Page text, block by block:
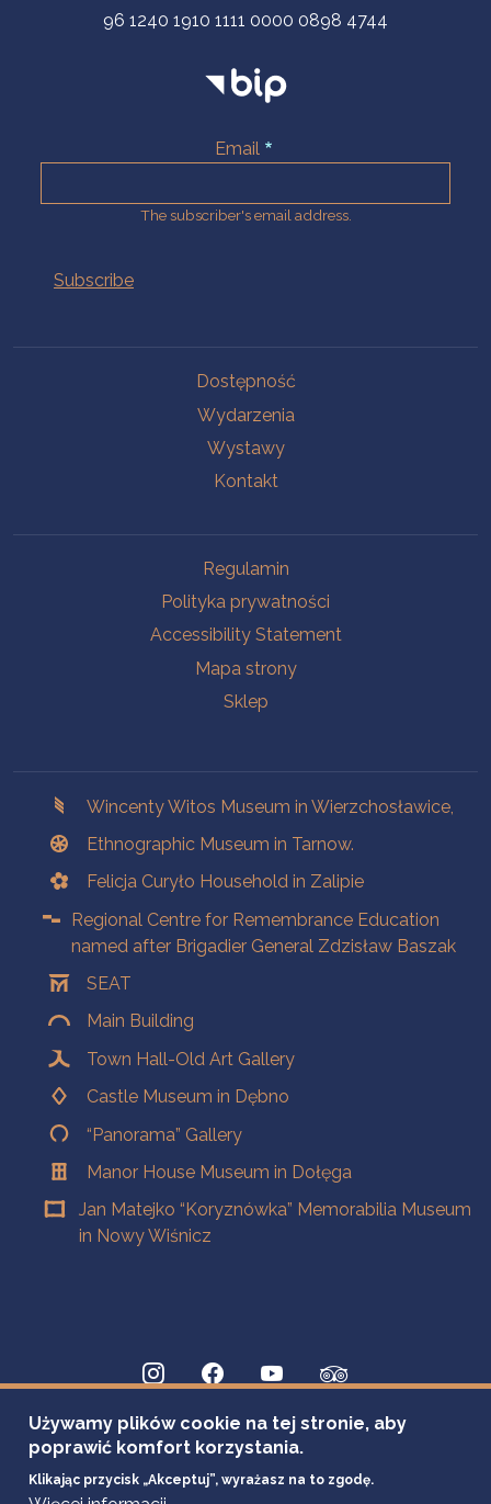
96 1240 1910 1111 0000 0898 4744
Email
The subscriber's email address.
Dostępność
Wydarzenia
Wystawy
Kontakt
Regulamin
Polityka prywatności
Accessibility Statement
Mapa strony
Sklep
Wincenty Witos Museum in Wierzchosławice,
Ethnographic Museum in Tarnow.
Felicja Curyło Household in Zalipie
Regional Centre for Remembrance Education
named after Brigadier General Zdzisław Baszak
SEAT
Main Building
Town Hall-Old Art Gallery
Castle Museum in Dębno
“Panorama” Gallery
Manor House Museum in Dołęga
Jan Matejko “Koryznówka” Memorabilia Museum
in Nowy Wiśnicz
Używamy plików cookie na tej stronie, aby
poprawić komfort korzystania.
Klikając przycisk „Akceptuj”, wyrażasz na to zgodę.